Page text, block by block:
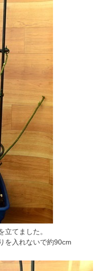
立てました。
を入れないで約90cm